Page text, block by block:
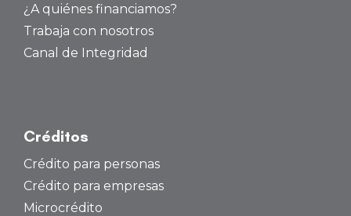
¿A quiénes financiamos?
Trabaja con nosotros
Canal de Integridad
Créditos
Crédito para personas
Crédito para empresas
Microcrédito